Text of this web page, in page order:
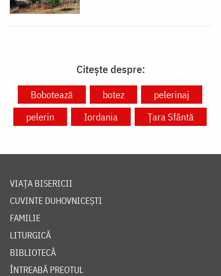
Citește despre:
Bobotează botez
pelerinaj
pelerin
Iordania Ţara Sfântă
VIAȚA BISERICII
CUVINTE DUHOVNICEȘTI
FAMILIE
LITURGICĂ
BIBLIOTECĂ
ÎNTREABĂ PREOTUL